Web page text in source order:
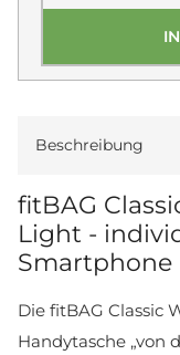
Beschreibung
fitBAG
Light -
Smartphone
Die fitBAG Classic
Handytasche „von